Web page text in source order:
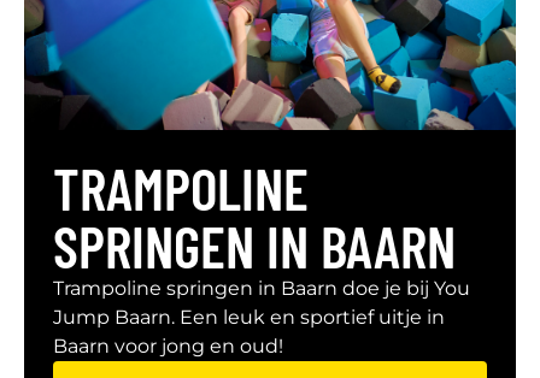
TRAMPOLINE
SPRINGEN IN BAARN
Trampoline springen in Baarn doe je bij You
Jump Baarn. Een leuk en sportief uitje in
Baarn voor jong en oud!